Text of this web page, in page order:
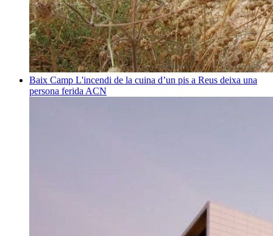
Baix Camp L'incendi de la cuina d’un pis a Reus deixa una
persona ferida ACN